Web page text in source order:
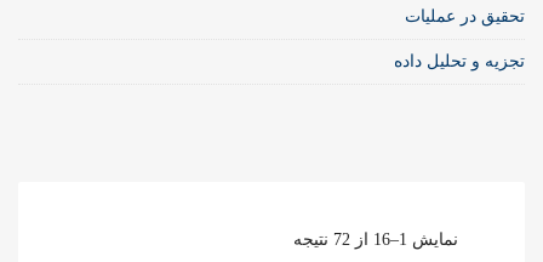
تحقیق در عملیات
تجزیه و تحلیل داده
نمایش 1–16 از 72 نتیجه